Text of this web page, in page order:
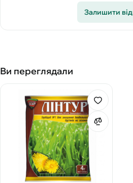
Залишити
Ви переглядали